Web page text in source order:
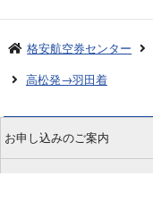
格安航空券センター
高松発→羽田着
お申し込みのご案内
ご利用案内